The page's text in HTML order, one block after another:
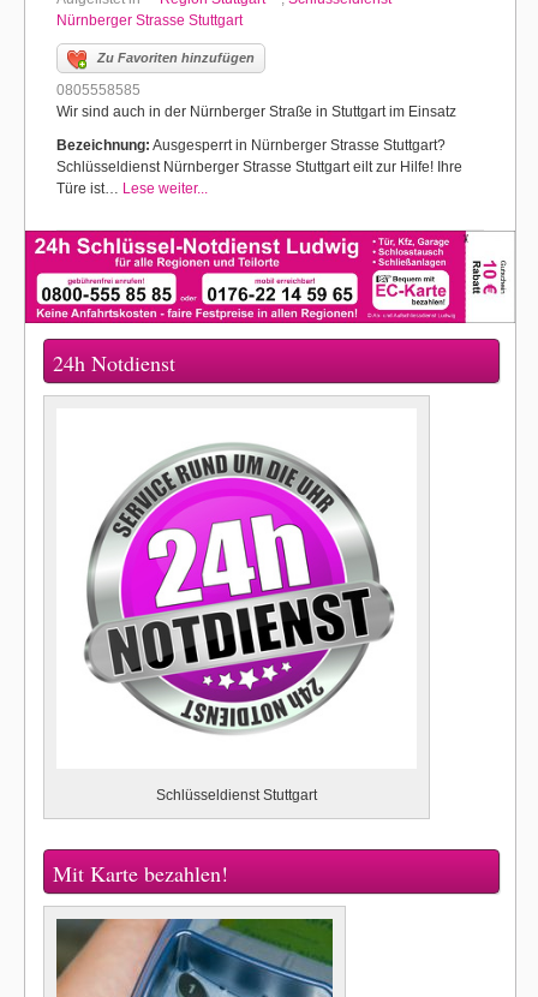
Nürnberger Strasse Stuttgart
Zu Favoriten hinzufügen
0805558585
Wir sind auch in der Nürnberger Straße in Stuttgart im Einsatz
Bezeichnung: Ausgesperrt in Nürnberger Strasse Stuttgart?
Schlüsseldienst Nürnberger Strasse Stuttgart eilt zur Hilfe! Ihre
Türe ist… Lese weiter...
24h Notdienst
Schlüsseldienst Stuttgart
Mit Karte bezahlen!